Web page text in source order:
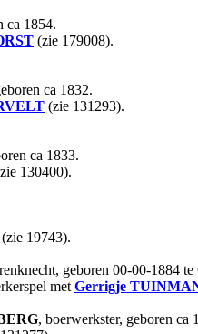
ca 1854.
(zie 179008).
ca 1832.
(zie 131293).
ca 1833.
130400).
(zie 19743).
geboren 00-00-1884
met Gerrigje
, boerwerkster, geboren ca